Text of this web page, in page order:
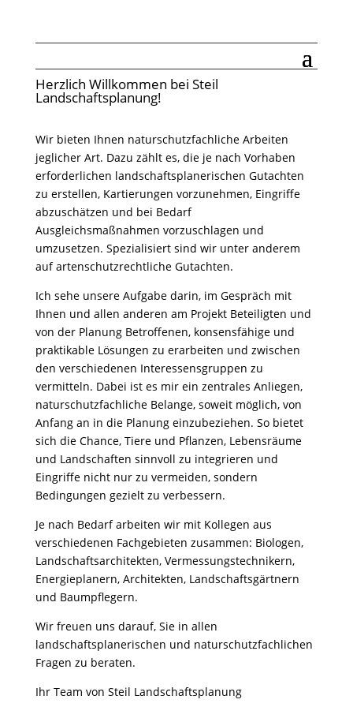
Herzlich Willkommen bei Steil
Landschaftsplanung!
Wir bieten Ihnen naturschutzfachliche Arbeiten
jeglicher Art. Dazu zählt es, die je nach Vorhaben
erforderlichen landschaftsplanerischen Gutachten
zu erstellen, Kartierungen vorzunehmen, Eingriffe
abzuschätzen und bei Bedarf
Ausgleichsmaßnahmen vorzuschlagen und
umzusetzen. Spezialisiert sind wir unter anderem
auf artenschutzrechtliche Gutachten.
Ich sehe unsere Aufgabe darin, im Gespräch mit
Ihnen und allen anderen am Projekt Beteiligten und
von der Planung Betroffenen, konsensfähige und
praktikable Lösungen zu erarbeiten und zwischen
den verschiedenen Interessensgruppen zu
vermitteln. Dabei ist es mir ein zentrales Anliegen,
naturschutzfachliche Belange, soweit möglich, von
Anfang an in die Planung einzubeziehen. So bietet
sich die Chance, Tiere und Pflanzen, Lebensräume
und Landschaften sinnvoll zu integrieren und
Eingriffe nicht nur zu vermeiden, sondern
Bedingungen gezielt zu verbessern.
Je nach Bedarf arbeiten wir mit Kollegen aus
verschiedenen Fachgebieten zusammen: Biologen,
Landschaftsarchitekten, Vermessungstechnikern,
Energieplanern, Architekten, Landschaftsgärtnern
und Baumpflegern.
Wir freuen uns darauf, Sie in allen
landschaftsplanerischen und naturschutzfachlichen
Fragen zu beraten.
Ihr Team von Steil Landschaftsplanung